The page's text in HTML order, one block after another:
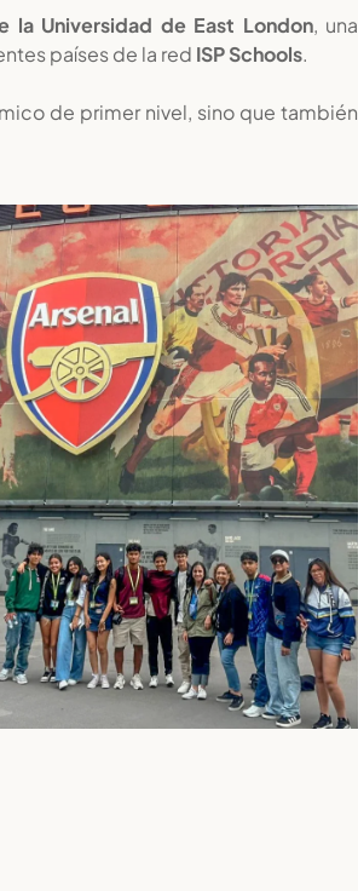
la Universidad de East London, una
países de la red ISP Schools.
de primer nivel, sino que también